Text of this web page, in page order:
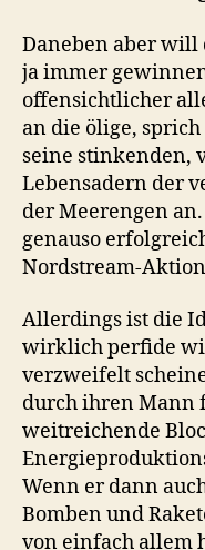
Daneben aber will
ja immer
offensichtlicher
an die ölige,
seine stinkenden,
Lebensadern der
der Meerengen an.
genauso
Nordstream-
Allerdings ist die
wirklich perfide
verzweifelt
durch ihren Mann
weitreichende
Wenn er dann
Bomben und
von einfach allem